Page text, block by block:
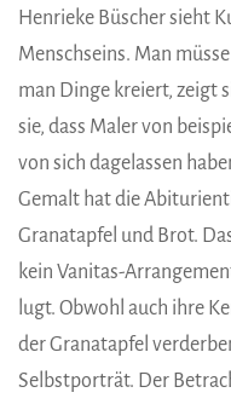
Henrieke Büscher sieht
Menschseins. Man
man Dinge kreiert, zeigt
sie, dass Maler von
von sich dagelassen
Gemalt hat die
Granatapfel und Brot.
kein Vanitas-
lugt. Obwohl auch ihre
der Granatapfel
Selbstporträt. Der